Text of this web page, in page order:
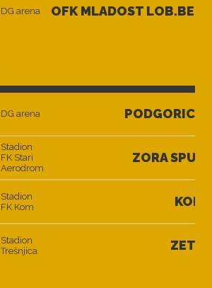
DG arena OFK MLADOST LOB.BET
DG arena PODGORICA
Stadion
FK Stari
Aerodrom
ZORA SPUŽ
Stadion
FK Kom
KOM
Stadion
Trešnjica
ZETA